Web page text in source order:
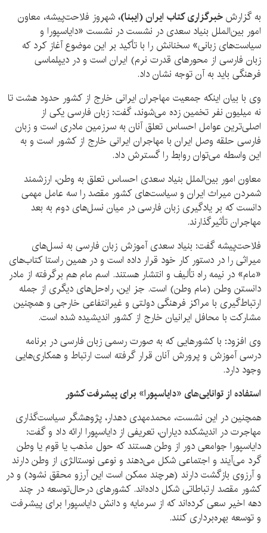
به گزارشخبرگزاری کتاب ایران (ایبنا)،شهروز فلاحت‌پیشه، معاون
امور بین‌الملل بنیاد سعدی در نشست در نشست «دایاسپورا و
سیاست‌های زبانی» سخنانش را با تأکید بر این موضوع آغاز کرد که
زبان فارسی از محورهای قدرت نرم) ایران است و در دیپلماسی
فرهنگی باید به آن توجه نشان داد.
وی با بیان اینکه جمعیت مهاجران ایرانی خارج از کشور حدود هشت تا
نه میلیون نفر تخمین زده می‌شوند، گفت: زبان فارسی یکی از
اصلی‌ترین عوامل احساس تعلق آنان به سرزمین مادری است و زبان
فارسی حلقه وصل ایران با مهاجران ایرانی خارج از کشور است و به
این واسطه می‌توان روابط را گسترش داد.
معاون امور بین‌الملل بنیاد سعدی احساس تعلق به وطن، ارزشمند
شمردن میراث ایران و سیاست‌های کشور مقصد را سه عامل مهمی
دانست که بر یادگیری زبان فارسی در میان نسل‌های دوم به بعد
مهاجران تأثیرگذارند.
فلاحت‌پیشه گفت: بنیاد سعدی آموزش زبان فارسی به نسل‌های
میراثی را در دستور کار خود قرار داده است و در همین راستا کتاب‌های
«مام» در نیمه راه تألیف و انتشار هستند. اسم مام هم برگرفته از مادر
دانستن وطن (مام وطن) است. جز این، راه‌حل‌های دیگری از جمله
ارتباط‌گیری با مراکز فرهنگی دولتی و غیرانتفاعی خارجی و همچنین
مشارکت با محافل ایرانیان خارج از کشور اندیشیده شده است.
وی افزود: با کشورهایی که به صورت رسمی زبان فارسی در برنامه
درسی آموزش و پرورش آنان قرار گرفته است ارتباط و همکاری‌هایی
وجود دارد.
استفاده از توانایی‌های «دایاسپورا» برای پیشرفت کشور
همچنین در این نشست، محمدمهدی دهدار، پژوهشگر سیاست‌گذاری
مهاجرت در اندیشکده دیاران، تعریفی از دایاسپورا ارائه داد و گفت:
دایاسپورا جوامعی دور از وطن هستند که حول مذهب یا قوم یا وطن
گرد می‌آیند و اجتماعی شکل می‌دهند و نوعی نوستالژی از وطن دارند
و آرزوی بازگشت دارند (هرچند ممکن است این آرزو محقق نشود) و در
کشور مقصد ارتباطاتی شکل داده‌اند. کشورهای درحال‌توسعه در چند
دهه اخیر سعی کرده‌اند که از سرمایه و دانش دایاسپورا برای پیشرفت
و توسعه بهره‌برداری کنند.